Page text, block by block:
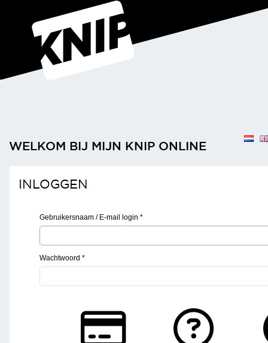
WELKOM BIJ MIJN KNIP ONLINE
INLOGGEN
Gebruikersnaam / E-mail login *
Wachtwoord *